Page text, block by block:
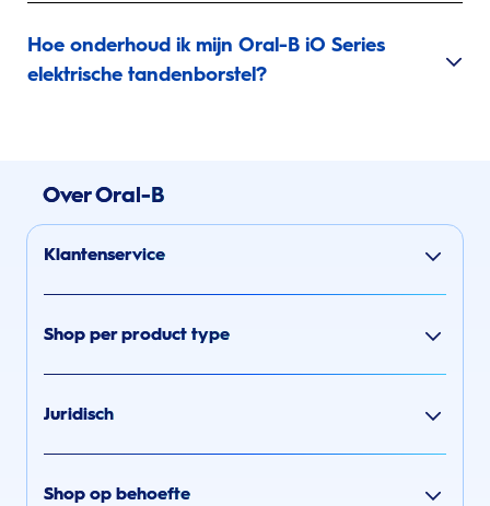
Hoe onderhoud ik mijn Oral-B iO Series
elektrische tandenborstel?
Over Oral-B
Klantenservice
Shop per product type
Juridisch
Shop op behoefte